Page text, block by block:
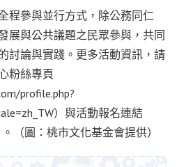
程參與並行方式，除公務同仁
展與公共議題之民眾參與，共同
討論與實踐。更多活動資訊，請
粉絲專頁
profile.php?
）與活動報名連結
（圖：桃市文化基金會提供）